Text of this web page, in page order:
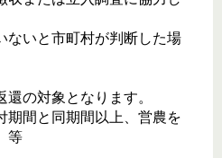
ないと市町村が判断した場
の対象となります。
間と同期間以上、営農を
等